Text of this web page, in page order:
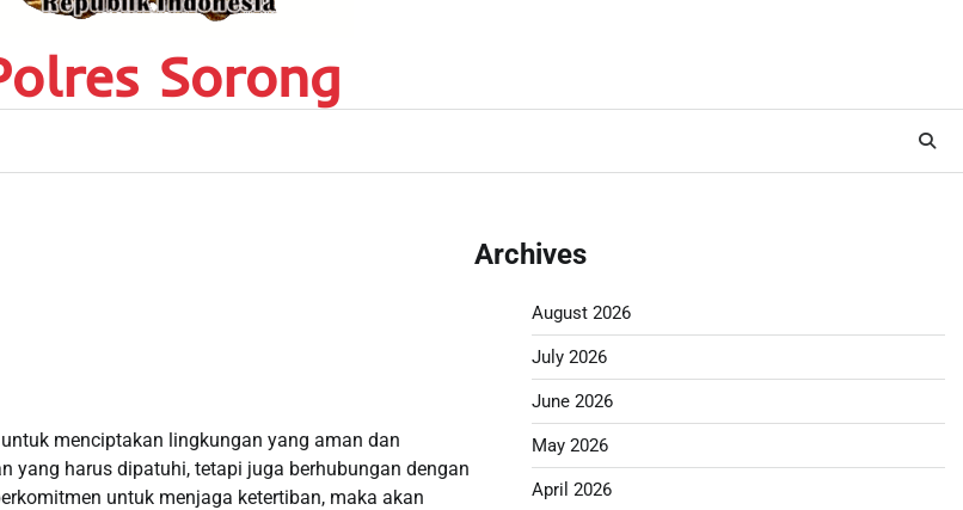
Sorong
menciptakan lingkungan yang aman dan
yang harus dipatuhi, tetapi juga berhubungan dengan
untuk menjaga ketertiban, maka akan
Archives
August 2026
July 2026
June 2026
May 2026
April 2026